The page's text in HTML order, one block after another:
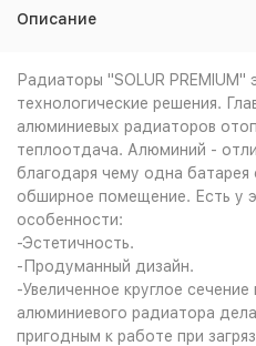
Описание
Радиаторы "SOLUR PREMIUM"
технологические решения.
алюминиевых радиаторов
теплоотдача. Алюминий -
благодаря чему одна батарея
обширное помещение. Есть у
особенности:
-Эстетичность.
-Продуманный дизайн.
-Увеличенное круглое
алюминиевого радиатора
пригодным к работе при